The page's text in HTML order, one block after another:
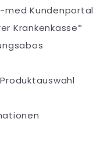
med Kundenportal
Krankenkasse*